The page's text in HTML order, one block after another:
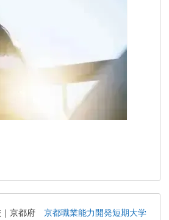
京都府
京都職業能力開発短期大学